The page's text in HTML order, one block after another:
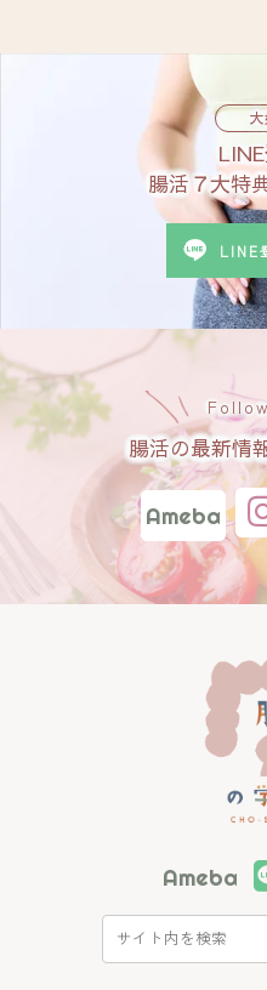
腸活７大特
LINE
腸活の最新情
Ameba
Ameba